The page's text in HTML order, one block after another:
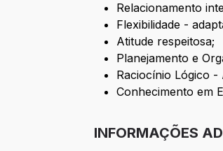
Relacionamento
Flexibilidade -
Atitude respeitosa;
Planejamento e
Raciocínio Lógico -
Conhecimento em
INFORMAÇÕES